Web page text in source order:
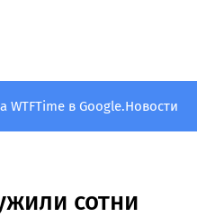
WTFTime в Google.Новости
сотни